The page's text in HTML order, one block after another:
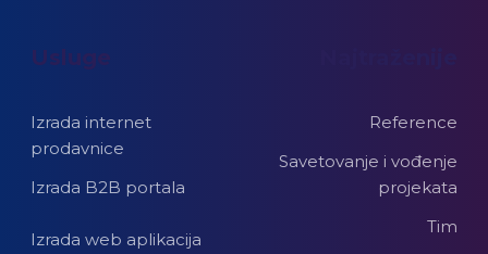
Usluge
Izrada internet
prodavnice
Izrada B2B portala
Izrada web aplikacija
Reference
Savetovanje i vođenje
projekata
Tim